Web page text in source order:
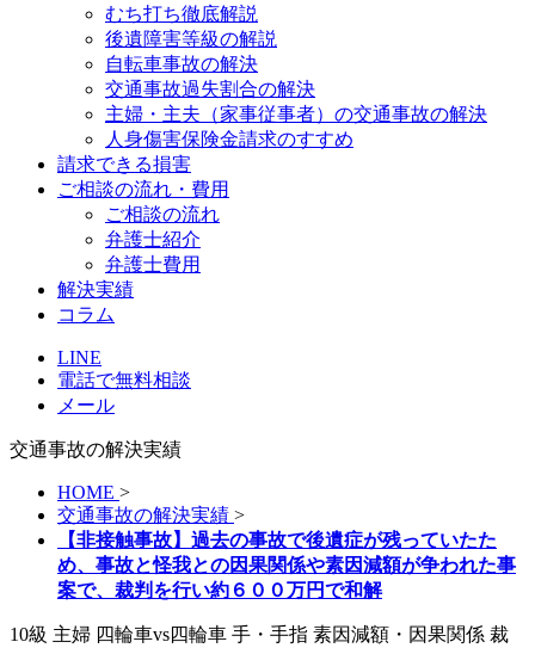
むち打ち徹底解説
後遺障害等級の解説
自転車事故の解決
交通事故過失割合の解決
主婦・主夫（家事従事者）の交通事故の解決
人身傷害保険金請求のすすめ
請求できる損害
ご相談の流れ・費用
ご相談の流れ
弁護士紹介
弁護士費用
解決実績
コラム
LINE
電話で無料相談
メール
交通事故の解決実績
HOME >
交通事故の解決実績 >
【非接触事故】過去の事故で後遺症が残っていたた
め、事故と怪我との因果関係や素因減額が争われた事
案で、裁判を行い約６００万円で和解
10級 主婦 四輪車vs四輪車 手・手指 素因減額・因果関係 裁